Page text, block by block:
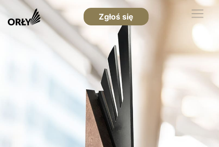
Zgłoś się